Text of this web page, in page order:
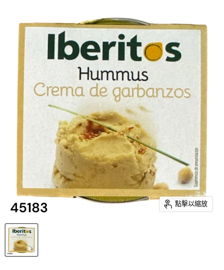
點擊以縮放